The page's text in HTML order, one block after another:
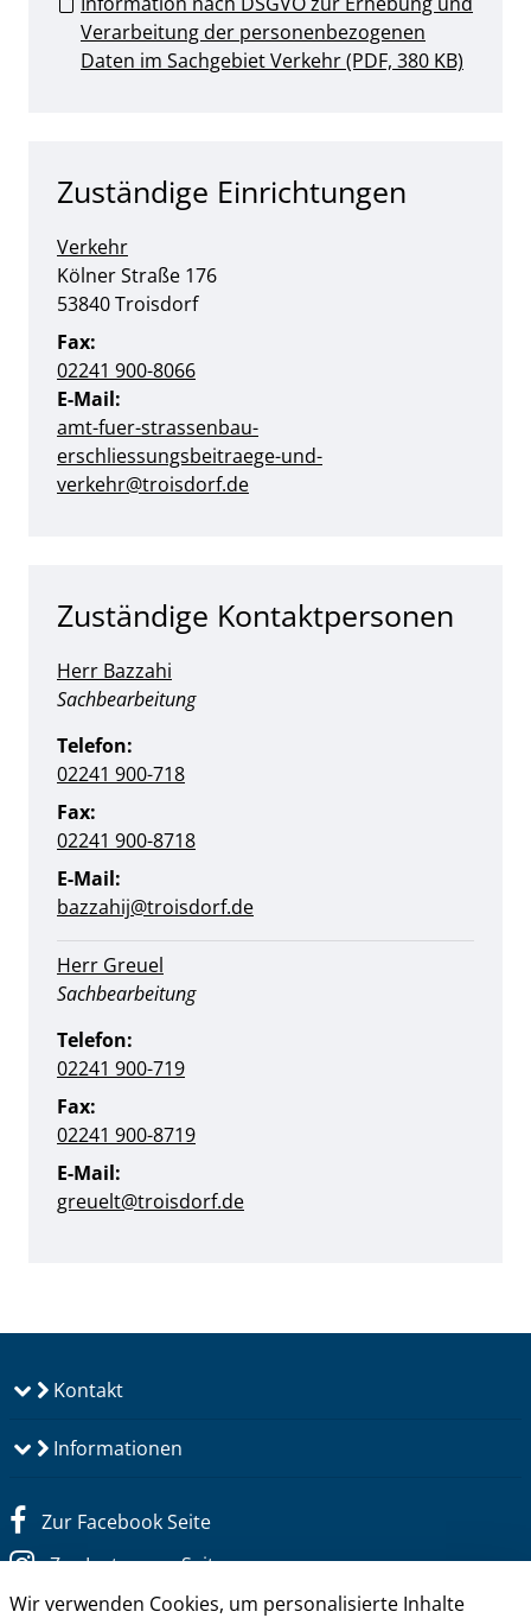
Verarbeitung der personenbezogenen
Daten im Sachgebiet Verkehr (PDF, 380 KB)
Zuständige Einrichtungen
Verkehr
Straße:
Kölner Straße Hausnummer:
176
PLZ:
53840Ort:
Troisdorf
Fax:
02241 900-8066
E-Mail:
amt-fuer-strassenbau-
erschliessungsbeitraege-und-
verkehr@troisdorf.de
Zuständige Kontaktpersonen
Herr Bazzahi
Position:
Sachbearbeitung
Telefon:
02241 900-718
Fax:
02241 900-8718
E-Mail:
bazzahij@troisdorf.de
Herr Greuel
Position:
Sachbearbeitung
Telefon:
02241 900-719
Fax:
02241 900-8719
E-Mail:
greuelt@troisdorf.de
Kontakt
Informationen
Zur Facebook Seite
Zur Instagram Seite
Zum YouTube Kanal
Wir verwenden Cookies, um personalisierte Inhalte